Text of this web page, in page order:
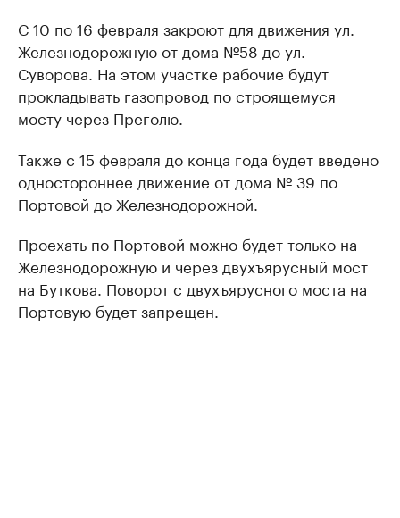
С 10 по 16 февраля закроют для движения ул.
Железнодорожную от дома №58 до ул.
Суворова. На этом участке рабочие будут
прокладывать газопровод по строящемуся
мосту через Преголю.
Также с 15 февраля до конца года будет введено
одностороннее движение от дома № 39 по
Портовой до Железнодорожной.
Проехать по Портовой можно будет только на
Железнодорожную и через двухъярусный мост
на Буткова. Поворот с двухъярусного моста на
Портовую будет запрещен.